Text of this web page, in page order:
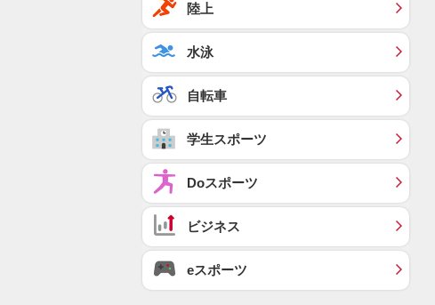
陸上
水泳
自転車
学生スポーツ
Doスポーツ
ビジネス
eスポーツ